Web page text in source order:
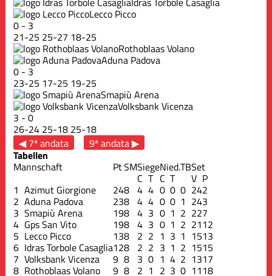
Lecco Picco
0 - 3
21-25 25-27 18-25
Rothoblaas Volano
Aduna Padova
0 - 3
23-25 17-25 19-25
Smapiù Arena
Volksbank Vicenza
3 -0
26-24 25-18 25-18
◀ 7ª andata
9ª andata ▶
Tabellen
Mannschaft PtSMSiegeNied.TBSet
C T C T V P
1 Azimut Giorgione 248 4 4 0 0 0 242
2 Aduna Padova 238 4 4 0 0 1 243
3 Smapiù Arena 198 4 3 0 1 2 227
4 Gps San Vito 198 4 3 0 1 2 2112
5 Lecco Picco 138 2 2 1 3 1 1513
6 Idras Torbole Casaglia128 2 2 3 1 2 1515
7 Volksbank Vicenza 9 8 3 0 1 4 2 1317
8 Rothoblaas Volano 9 8 2 1 2 3 0 1118